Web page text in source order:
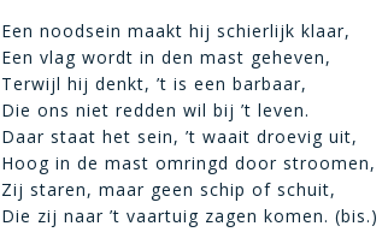
Een noodsein maakt hij schierlijk klaar,
Een vlag wordt in den mast geheven,
Terwijl hij denkt, ’t is een barbaar,
Die ons niet redden wil bij ’t leven.
Daar staat het sein, ’t waait droevig uit,
Hoog in de mast omringd door stroomen,
Zij staren, maar geen schip of schuit,
Die zij naar ’t vaartuig zagen komen. (bis.)